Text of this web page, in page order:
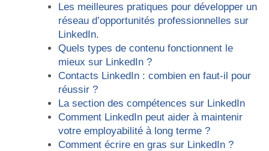
Les meilleures pratiques pour développer un
réseau d’opportunités professionnelles sur
LinkedIn.
Quels types de contenu fonctionnent le
mieux sur LinkedIn ?
Contacts LinkedIn : combien en faut-il pour
réussir ?
La section des compétences sur LinkedIn
Comment LinkedIn peut aider à maintenir
votre employabilité à long terme ?
Comment écrire en gras sur LinkedIn ?